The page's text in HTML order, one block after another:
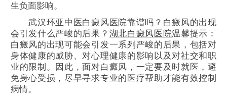
生负面影响。
武汉环亚中医白癜风医院靠谱吗？白癜风的出现
会引发什么严峻的后果？ 湖北白癜风医院温馨提示：
白癜风的出现可能会引发一系列严峻的后果，包括对
身体健康的威胁、对心理健康的影响以及对社交和职
业的限制。因此，面对白癜风，一定要及时就医，避
免身心受损，尽早寻求专业的医疗帮助才能有效控制
病情。